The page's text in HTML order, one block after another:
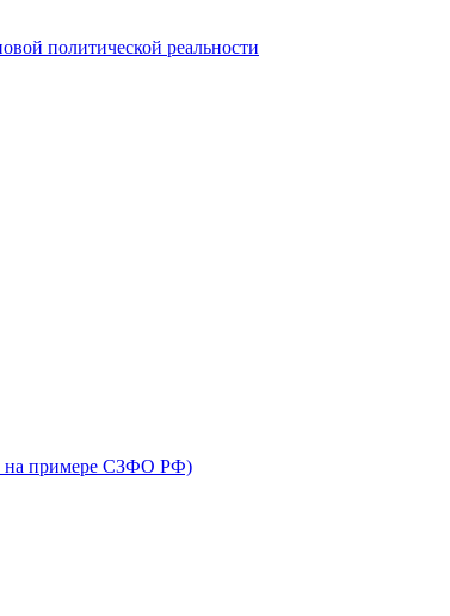
политической реальности
на примере СЗФО РФ)